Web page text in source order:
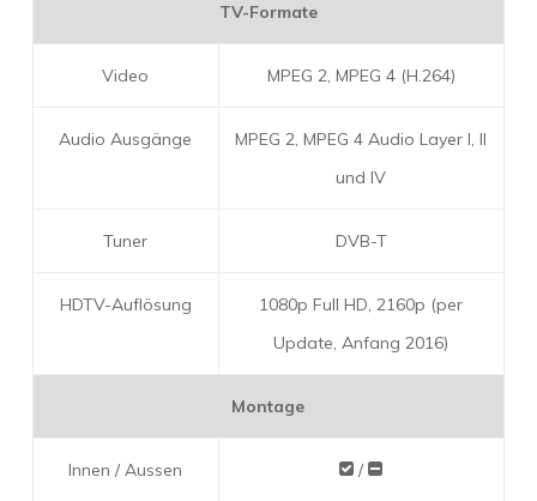
TV-Formate
Video MPEG 2, MPEG 4 (H.264)
Audio Ausgänge
MPEG 2, MPEG 4 Audio Layer I, II
und IV
Tuner DVB-T
HDTV-Auflösung
1080p Full HD, 2160p (per
Update, Anfang 2016)
Montage
Innen / Aussen /